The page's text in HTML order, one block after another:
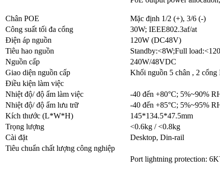
Chân POE
Mặc định 1/2 (+), 3/6 (-)
Công suất tối đa cổng
30W; IEEE802.3af/at
Điện áp nguồn
120W (DC48V)
Tiêu hao nguồn
Standby:<8W;Full
Nguồn cấp
240W/48VDC
Giao diện nguồn cấp
Khối nguồn 5 chân , 2
Điều kiện làm việc
Nhiệt độ/ độ ẩm làm việc
-40 đến +80°C; 5%~90%
Nhiệt độ/ độ ẩm lưu trữ
-40 đến +85°C; 5%~95%
Kích thước (L*W*H)
145*134.5*47.5mm
Trọng lượng
<0.6kg / <0.8kg
Cài đặt
Desktop, Din-rail
Tiêu chuẩn chất lượng công nghiệp
Port lightning protection: